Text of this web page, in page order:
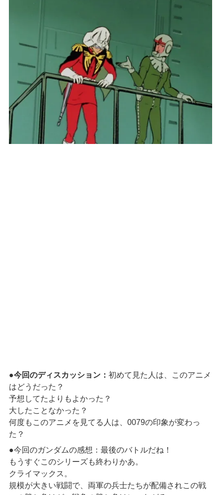
●今回のディスカッション： 初めて見た人は、このアニメ
はどうだった？
予想してたよりもよかった？
大したことなかった？
何度もこのアニメを見てる人は、0079の印象が変わっ
た？
●今回のガンダムの感想：最後のバトルだね！
もうすぐこのシリーズも終わりかあ。
クライマックス。
規模が大きい戦闘で、両軍の兵士たちが配備されこの戦